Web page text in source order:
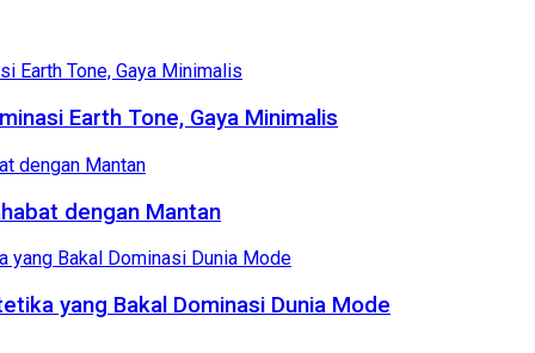
Earth Tone, Gaya Minimalis
dengan Mantan
yang Bakal Dominasi Dunia Mode